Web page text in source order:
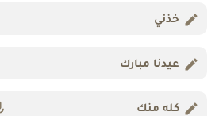
خذني
عيدنا مبارك
كله منك